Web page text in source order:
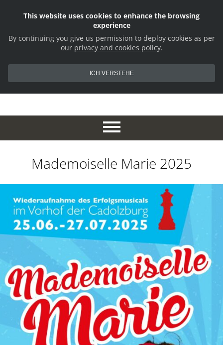
Mademoiselle Marie 2025
This website uses cookies to enhance the browsing
experience
By continuing you give us permission to deploy cookies as per
our privacy and cookies policy.
ICH VERSTEHE